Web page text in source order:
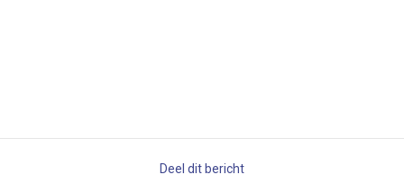
Deel dit bericht